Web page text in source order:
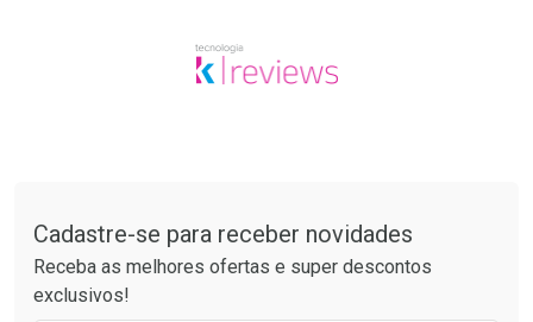
Cadastre-se para receber novidades
Receba as melhores ofertas e super descontos
exclusivos!